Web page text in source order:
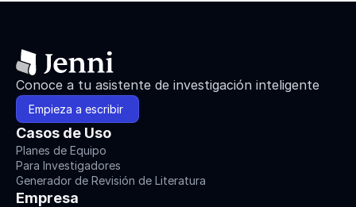
Conoce a tu asistente de investigación inteligente
Empieza a escribir
Casos de Uso
Planes de Equipo
Para Investigadores
Generador de Revisión de Literatura
Empresa